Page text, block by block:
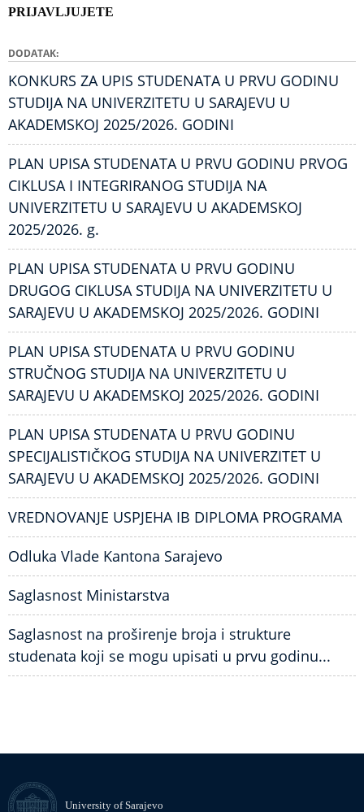
PRIJAVLJUJETE
DODATAK
KONKURS ZA UPIS STUDENATA U PRVU GODINU
STUDIJA NA UNIVERZITETU U SARAJEVU U
AKADEMSKOJ 2025/2026. GODINI
PLAN UPISA STUDENATA U PRVU GODINU PRVOG
CIKLUSA I INTEGRIRANOG STUDIJA NA
UNIVERZITETU U SARAJEVU U AKADEMSKOJ
2025/2026. g.
PLAN UPISA STUDENATA U PRVU GODINU
DRUGOG CIKLUSA STUDIJA NA UNIVERZITETU U
SARAJEVU U AKADEMSKOJ 2025/2026. GODINI
PLAN UPISA STUDENATA U PRVU GODINU
STRUČNOG STUDIJA NA UNIVERZITETU U
SARAJEVU U AKADEMSKOJ 2025/2026. GODINI
PLAN UPISA STUDENATA U PRVU GODINU
SPECIJALISTIČKOG STUDIJA NA UNIVERZITET U
SARAJEVU U AKADEMSKOJ 2025/2026. GODINI
VREDNOVANJE USPJEHA IB DIPLOMA PROGRAMA
Odluka Vlade Kantona Sarajevo
Saglasnost Ministarstva
Saglasnost na proširenje broja i strukture
studenata koji se mogu upisati u prvu godinu...
University of Sarajevo